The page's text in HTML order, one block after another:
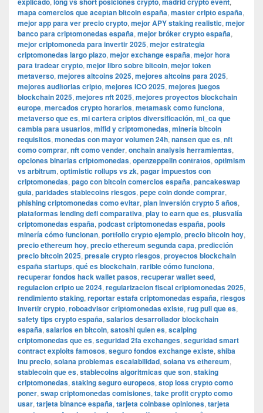
mapa comercios que aceptan bitcoin españa, master cripto españa,
mejor app para ver precio crypto, mejor APY staking realistic, mejor
banco para criptomonedas españa, mejor bróker crypto españa,
mejor criptomoneda para invertir 2025, mejor estrategia
criptomonedas largo plazo, mejor exchange españa, mejor hora
para tradear crypto, mejor libro sobre bitcoin, mejor token
metaverso, mejores altcoins 2025, mejores altcoins para 2025,
mejores auditorias cripto, mejores ICO 2025, mejores juegos
blockchain 2025, mejores nft 2025, mejores proyectos blockchain
europe, mercados crypto horarios, metamask como funciona,
metaverso que es, mi cartera criptos diversificación, mi_ca que
cambia para usuarios, mifid y criptomonedas, minería bitcoin
requisitos, monedas con mayor volumen 24h, nansen que es, nft
como comprar, nft como vender, onchain analysis herramientas,
opciones binarias criptomonedas, openzeppelin contratos, optimism
vs arbitrum, optimistic rollups vs zk, pagar impuestos con
criptomonedas, pago con bitcoin comercios españa, pancakeswap
guia, paridades stablecoins riesgos, pepe coin donde comprar,
phishing criptomonedas como evitar, plan inversión crypto 5 años,
plataformas lending defi comparativa, play to earn que es, plusvalía
criptomonedas españa, podcast criptomonedas españa, pools
minería cómo funcionan, portfolio crypto ejemplo, precio bitcoin hoy,
precio ethereum hoy, precio ethereum segunda capa, predicción
precio bitcoin 2025, presale crypto riesgos, proyectos blockchain
españa startups, qué es blockchain, rarible cómo funciona,
recuperar fondos hack wallet pasos, recuperar wallet seed,
regulacion cripto ue 2024, regularizacion fiscal criptomonedas 2025,
rendimiento staking, reportar estafa criptomonedas españa, riesgos
invertir crypto, roboadvisor criptomonedas existe, rug pull que es,
safety tips crypto españa, salarios desarrollador blockchain
españa, salarios en bitcoin, satoshi quien es, scalping
criptomonedas que es, seguridad 2fa exchanges, seguridad smart
contract exploits famosos, seguro fondos exchange existe, shiba
inu precio, solana problemas escalabilidad, solana vs ethereum,
stablecoin que es, stablecoins algoritmicas que son, staking
criptomonedas, staking seguro europeos, stop loss crypto como
poner, swap criptomonedas comisiones, take profit crypto como
usar, tarjeta binance españa, tarjeta coinbase opiniones, tarjeta